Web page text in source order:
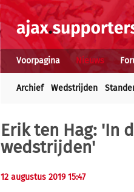
Voorpagina Nieuws
Archief Wedstrijden
Erik ten Hag: 'In
wedstrijden'
12 augustus 2019 15:47